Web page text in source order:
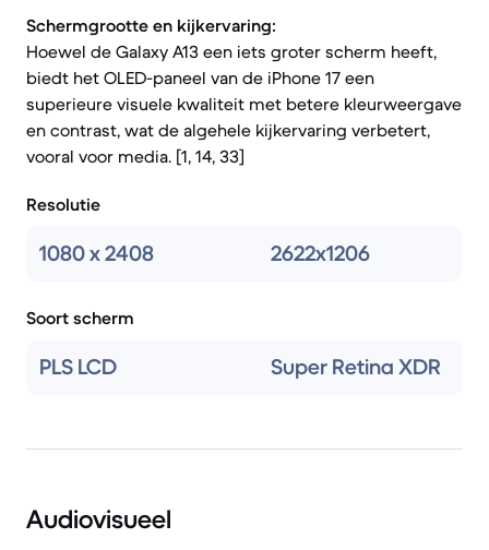
Schermgrootte en kijkervaring:
Hoewel de Galaxy A13 een iets groter scherm heeft,
biedt het OLED-paneel van de iPhone 17 een
superieure visuele kwaliteit met betere kleurweergave
en contrast, wat de algehele kijkervaring verbetert,
vooral voor media. [1, 14, 33]
Resolutie
1080 x 2408 2622x1206
Soort scherm
PLS LCD Super Retina XDR
Audiovisueel